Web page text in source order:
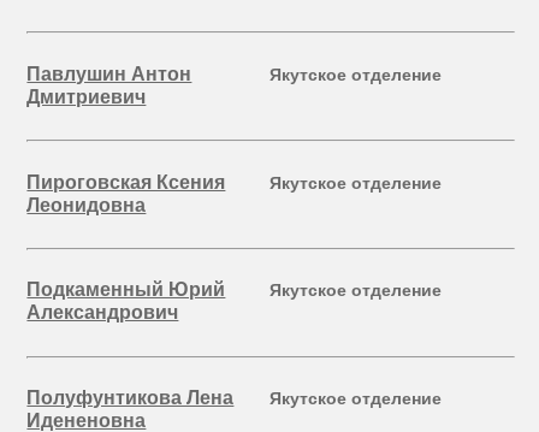
Павлушин Антон
Дмитриевич
Якутское отделение
Пироговская Ксения
Леонидовна
Якутское отделение
Подкаменный Юрий
Александрович
Якутское отделение
Полуфунтикова Лена
Идененовна
Якутское отделение